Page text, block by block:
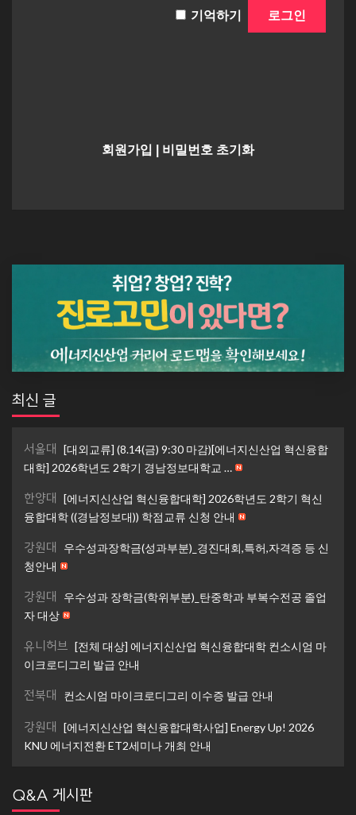
기억하기
회원가입 비밀번호 초기화
최신 글
서울대 [대외교류] (8.14(금) 9:30 마감)[에너지신산업 혁신융합
대학] 2026학년도 2학기 경남정보대학교 …
한양대 [에너지신산업 혁신융합대학] 2026학년도 2학기 혁신
융합대학 ((경남정보대)) 학점교류 신청 안내
강원대
우수성과장학금(성과부분)_경진대회,특허,자격증 등 신
청안내
강원대
우수성과 장학금(학위부분)_탄중학과 부복수전공 졸업
자 대상
유니허브 [전체 대상] 에너지신산업 혁신융합대학 컨소시엄 마
이크로디그리 발급 안내
전북대 컨소시엄 마이크로디그리 이수증 발급 안내
강원대 [에너지신산업 혁신융합대학사업] Energy Up! 2026
KNU 에너지전환 ET2세미나 개최 안내
Q&A 게시판